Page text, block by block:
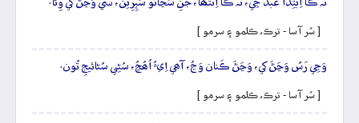
[ سُر آسا - ترڪ، ڪلمو ۽ سرمو ]
وَڃِي رَسُ وَڃَڻَ کي، وَڃَڻَ ڪَنان وَڃُ، آھي اِيءُ اُھُڃُ، سُڻِي سُڻائيجِ تُون.
[ سُر آسا - ترڪ، ڪلمو ۽ سرمو ]